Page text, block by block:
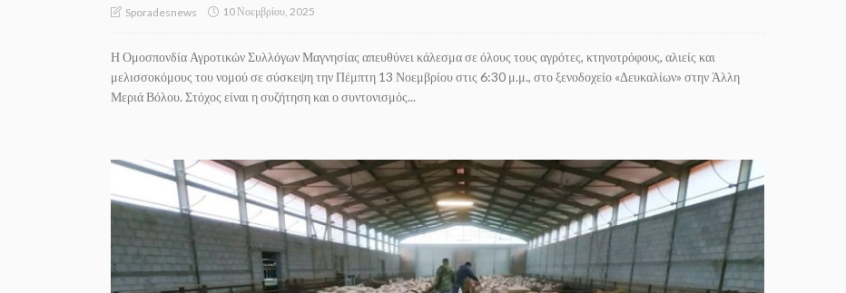
Sporadesnews 10 Νοεμβρίου, 2025
Η Ομοσπονδία Αγροτικών Συλλόγων Μαγνησίας απευθύνει κάλεσμα σε όλους τους αγρότες, κτηνοτρόφους, αλιείς και
μελισσοκόμους του νομού σε σύσκεψη την Πέμπτη 13 Νοεμβρίου στις 6:30 μ.μ., στο ξενοδοχείο «Δευκαλίων» στην Άλλη
Μεριά Βόλου. Στόχος είναι η συζήτηση και ο συντονισμός...